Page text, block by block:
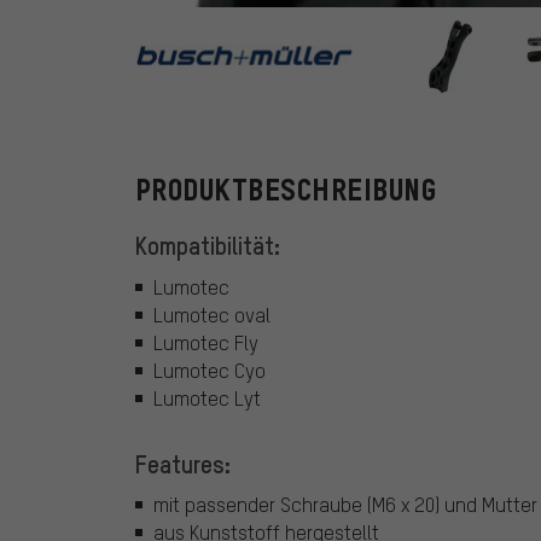
busch+müller
PRODUKTBESCHREIBUNG
Kompatibilität:
Lumotec
Lumotec oval
Lumotec Fly
Lumotec Cyo
Lumotec Lyt
Features:
mit passender Schraube (M6 x 20) und Mutter
aus Kunststoff hergestellt